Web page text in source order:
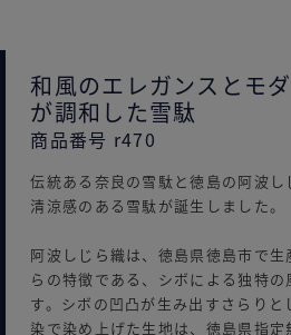
和風のエレガンスとモ
が調和した雪駄
商品番号 r470
伝統ある奈良の雪駄と徳島の阿波し
清涼感のある雪駄が誕生しました。
阿波しじら織は、徳島県徳島市で生
らの特徴である、シボによる独特
す。シボの凹凸が生み出すさらりと
染で染め上げた生地は、徳島県指